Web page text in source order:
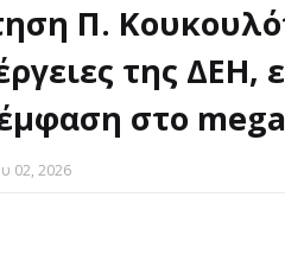
Π.
της ΔΕΗ,
στο
02, 2026